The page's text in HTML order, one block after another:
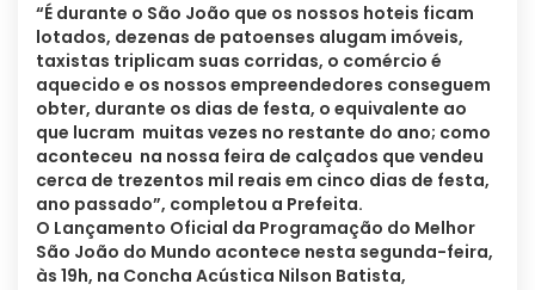
“É durante o São João que os nossos hoteis ficam
lotados, dezenas de patoenses alugam imóveis,
taxistas triplicam suas corridas, o comércio é
aquecido e os nossos empreendedores conseguem
obter, durante os dias de festa, o equivalente ao
que lucram muitas vezes no restante do ano; como
aconteceu na nossa feira de calçados que vendeu
cerca de trezentos mil reais em cinco dias de festa,
ano passado”, completou a Prefeita.
O Lançamento Oficial da Programação do Melhor
São João do Mundo acontece nesta segunda-feira,
às 19h, na Concha Acústica Nilson Batista,